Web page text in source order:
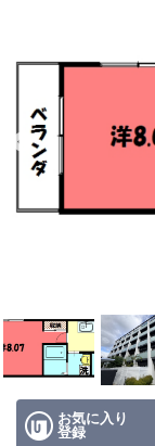
家族で住むなら
一人暮らしの物件
ペット相談OKの
ハウスメーカー
路線·駅から探す
IT重説について
お気に入り
登録